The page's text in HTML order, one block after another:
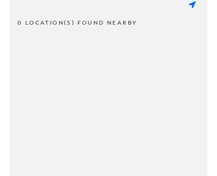
0 LOCATION(S) FOUND NEARBY